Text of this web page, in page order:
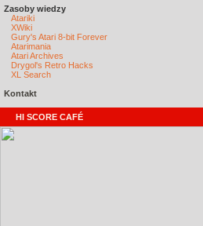
Zasoby wiedzy
Atariki
XWiki
Gury's Atari 8-bit Forever
Atarimania
Atari Archives
Drygol's Retro Hacks
XL Search
Kontakt
HI SCORE CAFÉ